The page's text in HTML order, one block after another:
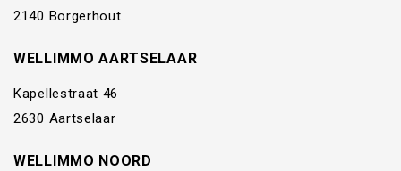
2140 Borgerhout
WELLIMMO AARTSELAAR
Kapellestraat 46
2630 Aartselaar
WELLIMMO NOORD